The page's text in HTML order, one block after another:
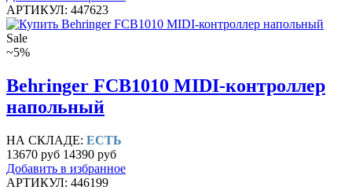
АРТИКУЛ: 447623
Sale
~5%
Behringer FCB1010 MIDI-контроллер
напольный
НА СКЛАДЕ: ЕСТЬ
13670 руб 14390 руб
Добавить в избранное
АРТИКУЛ: 446199